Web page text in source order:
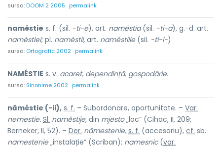
sursa:DOOM 2 2005 permalink
naméstie s. f. (sil. -ti-e), art. naméstia(sil. -ti-a), g.-d. art.
naméstiei;pl. naméstii, art. naméstiile(sil. -ti-i-)
sursa: Ortografic 2002 permalink
NAMÉSTIE s. v. acaret, dependință, gospodărie.
sursa: Sinonime 2002 permalink
năméstie (-ii), s. f. – Subordonare, oportunitate. – Var.
nemestie. Sl. namĕstije, din mjesto„loc” (Cihac, II, 209;
Berneker, II, 52). – Der. nămestenie, s. f. (accesoriu), cf. sb.
namestenie„instalație” (Scriban); namesnic(var.